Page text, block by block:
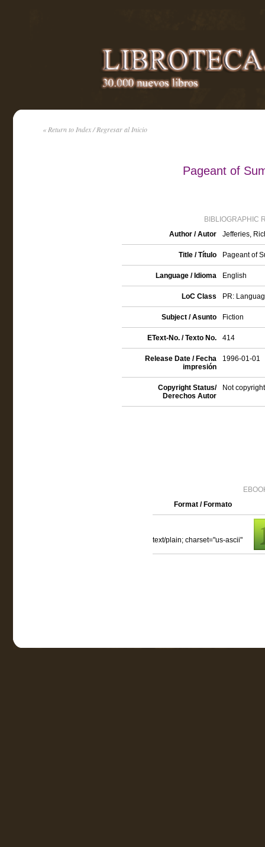
« Return to Index / Regresar al Inicio
Pageant of
BIBLIOGRAPHIC
Author / Autor
Jefferies,
Title / Título Pageant of
Language / Idioma English
LoC Class PR:
Subject / Asunto Fiction
EText-No. / Texto No. 414
Release Date / Fecha
impresión
1996-01-01
Copyright Status/
Derechos Autor
Not
Format / Formato
text/plain; charset="us-ascii"